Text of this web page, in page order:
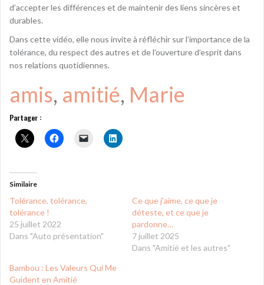
d’accepter les différences et de maintenir des liens sincères et
durables.
Dans cette vidéo, elle nous invite à réfléchir sur l’importance de la
tolérance, du respect des autres et de l’ouverture d’esprit dans
nos relations quotidiennes.
amis, amitié, Marie
Partager :
Similaire
Tolérance, tolérance,
tolérance !
25 juillet 2022
Dans "Auto présentation"
Ce que j’aime, ce que je
déteste, et ce que je
pardonne…
7 juillet 2025
Dans "Amitié et les autres"
Bambou : Les Valeurs Qui Me
Guident en Amitié